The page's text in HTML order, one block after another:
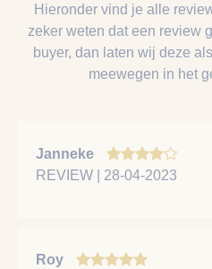
Hieronder vind je alle
zeker weten dat een review
buyer, dan laten wij deze
meewegen in het
Janneke
REVIEW | 28-04-2023
Roy